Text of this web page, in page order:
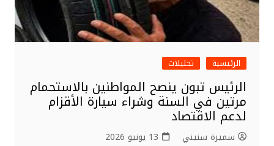
الرئيسية تحليلات
الرئيس تبون ينصح المواطنين بالاستحمام
مرتين في السنة وشراء سيارة الأقزام
لدعم الاقتصاد
سميرة سنيني 13 يونيو 2026